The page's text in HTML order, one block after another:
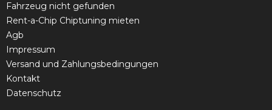
Fahrzeug nicht gefunden
Rent-a-Chip Chiptuning mieten
Agb
Impressum
Versand und Zahlungsbedingungen
Kontakt
Datenschutz